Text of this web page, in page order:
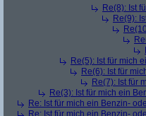
Re(8): Ist
Re(9):
Re(5): Ist für mich
Re(6): Ist für
Re(7): Ist für
Re(3): Ist für mich ein
Re: Ist für mich ein Benzin-
Re: Ist für mich ein Benzin-